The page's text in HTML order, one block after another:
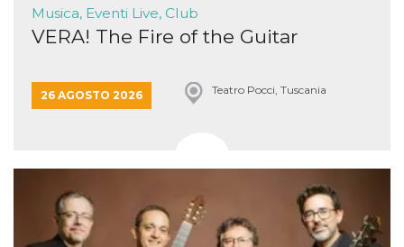
Musica, Eventi Live, Club
VERA! The Fire of the Guitar
26 AGOSTO 2026 Teatro Pocci, Tuscania